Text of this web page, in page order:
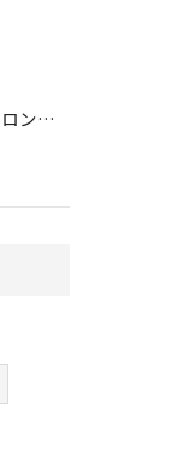
トヨタアクアのフロントバンパーの右下側を縁石にぶつけてできた...